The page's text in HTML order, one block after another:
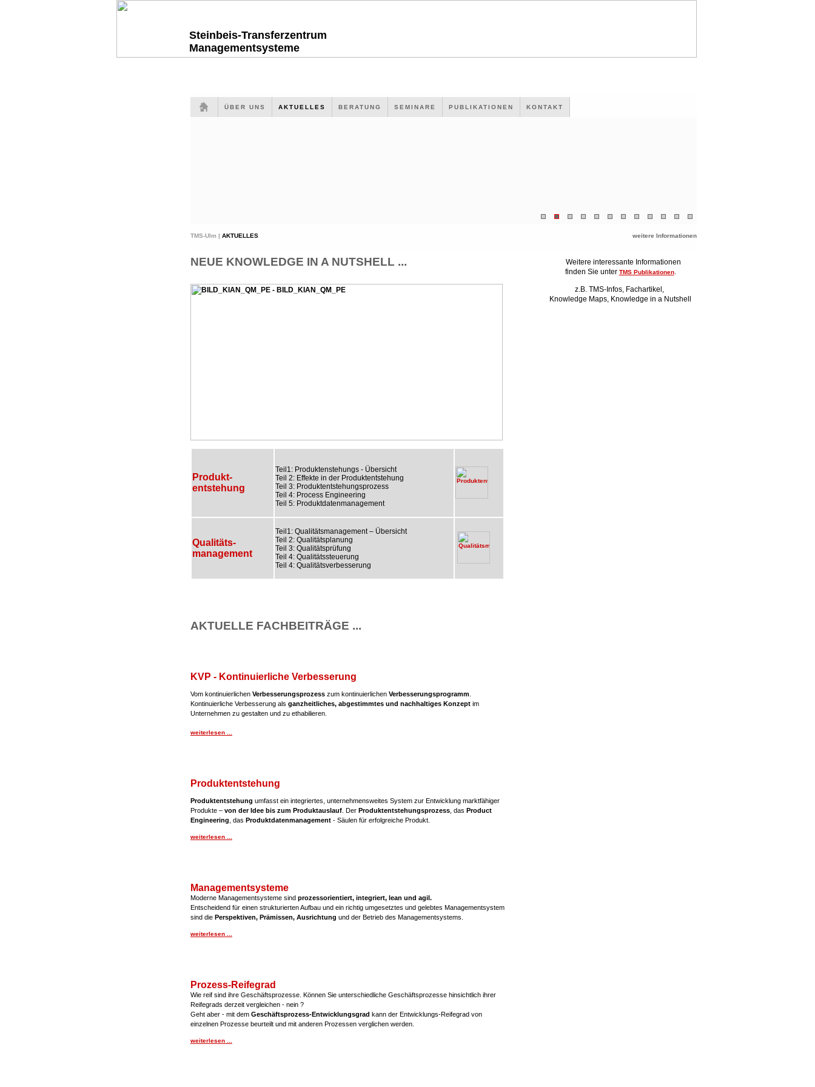
Steinbeis-Transferzentrum
Managementsysteme
ÜBER UNS AKTUELLES BERATUNG SEMINARE PUBLIKATIONEN KONTAKT
TMS-Ulm | AKTUELLES weitere Informationen
NEUE KNOWLEDGE IN A NUTSHELL ...
Produkt-
entstehung
Teil1: Produktenstehungs - Übersicht
Teil 2: Effekte in der Produktentstehung
Teil 3: Produktentstehungsprozess
Teil 4: Process Engineering
Teil 5: Produktdatenmanagement
Qualitäts-
management
Teil1: Qualitätsmanagement – Übersicht
Teil 2: Qualitätsplanung
Teil 3: Qualitätsprüfung
Teil 4: Qualitätssteuerung
Teil 4: Qualitätsverbesserung
AKTUELLE FACHBEITRÄGE ...
KVP - Kontinuierliche Verbesserung
Vom kontinuierlichen Verbesserungsprozess zum kontinuierlichen Verbesserungsprogramm
Kontinuierliche Verbesserung als ganzheitliches, abgestimmtes und nachhaltiges Konzept im
Unternehmen zu gestalten und zu ethabilieren.
weiterlesen ...
Produktentstehung
Produktentstehung umfasst ein integriertes, unternehmensweites System zur Entwicklung marktfähiger
Produkte – von der Idee bis zum Produktauslauf . Der Produktentstehungsprozess , das Product
Engineering , das Produktdatenmanagement - Säulen für erfolgreiche Produkt.
weiterlesen ...
Managementsysteme
Moderne Managementsysteme sind prozessorientiert, integriert, lean und agil.
Entscheidend für einen strukturierten Aufbau und ein richtig umgesetztes und gelebtes Managementsystem
sind die Perspektiven, Prämissen, Ausrichtung und der Betrieb des Managementsystems.
weiterlesen ...
Prozess-Reifegrad
Wie reif sind ihre Geschäftsprozesse. Können Sie unterschiedliche Geschäftsprozesse hinsichtlich ihrer
Reifegrads derzeit vergleichen - nein ?
Geht aber - mit dem Geschäftsprozess-Entwicklungsgrad kann der Entwicklungs-Reifegrad von
einzelnen Prozesse beurteilt und mit anderen Prozessen verglichen werden.
weiterlesen ...
Weitere interessante Informationen
finden Sie unter TMS Publikationen.
z.B. TMS-Infos, Fachartikel,
Knowledge Maps, Knowledge in a Nutshell